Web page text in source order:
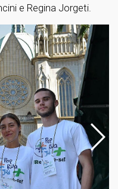
e Regina Jorgeti.